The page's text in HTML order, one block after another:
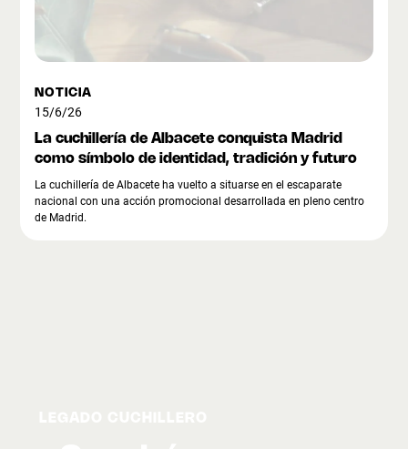
NOTICIA
15/6/26
La cuchillería de Albacete conquista Madrid
como símbolo de identidad, tradición y futuro
La cuchillería de Albacete ha vuelto a situarse en el escaparate
nacional con una acción promocional desarrollada en pleno centro
de Madrid.